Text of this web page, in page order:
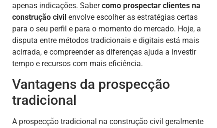
apenas indicações. Sabercomo prospectar clientes na
construção civil envolve escolher as estratégias certas
para o seu perfil e para o momento do mercado. Hoje, a
disputa entre métodos tradicionais e digitais está mais
acirrada, e compreender as diferenças ajuda a investir
tempo e recursos com mais eficiência.
Vantagens da prospecção
tradicional
A prospecção tradicional na construção civil geralmente